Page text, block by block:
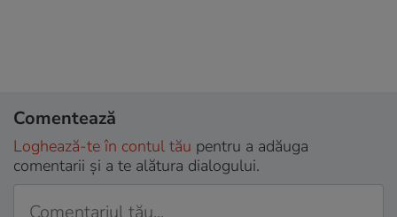
Comentează
Loghează-te în contul tău pentru a adăuga
comentarii și a te alătura dialogului.